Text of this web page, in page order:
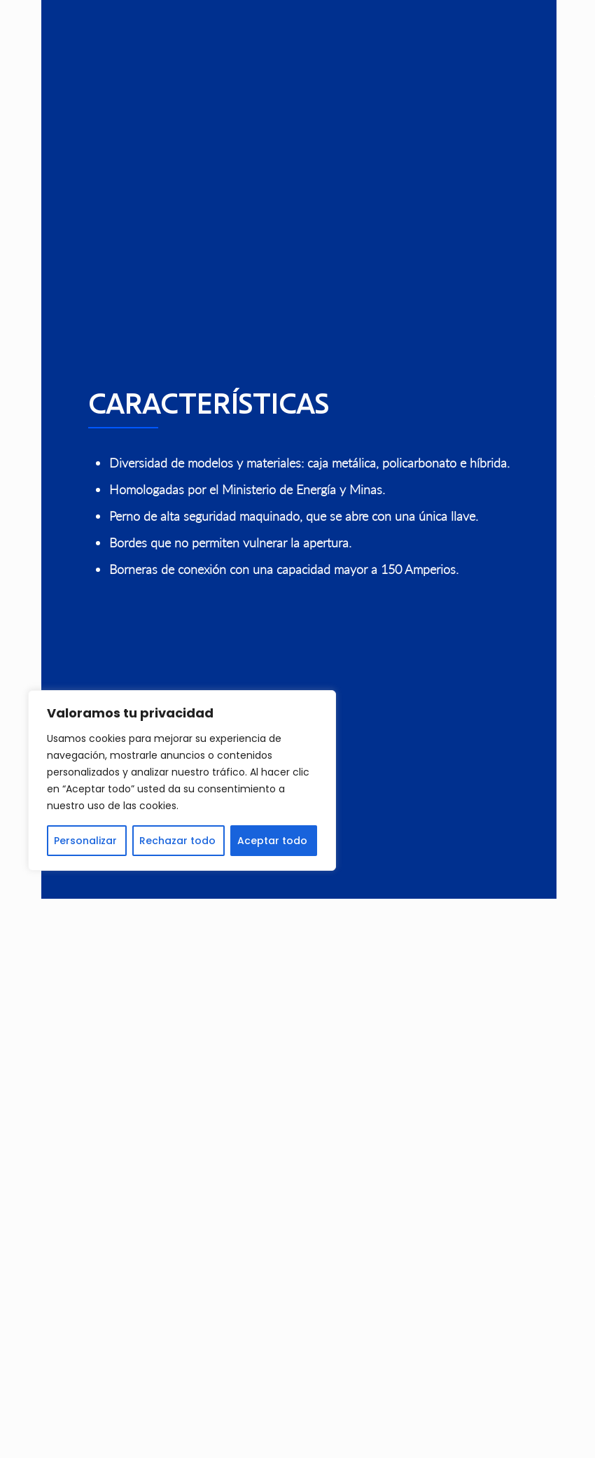
Valoramos tu privacidad
Usamos cookies para mejorar su experiencia de
navegación, mostrarle anuncios o contenidos
personalizados y analizar nuestro tráfico. Al hacer clic
en “Aceptar todo” usted da su consentimiento a
nuestro uso de las cookies.
Personalizar Rechazar todo Aceptar todo
CARACTERÍSTICAS
Diversidad de modelos y materiales: caja metálica, policarbonato e híbrida.
Homologadas por el Ministerio de Energía y Minas.
Perno de alta seguridad maquinado, que se abre con una única llave.
Bordes que no permiten vulnerar la apertura.
Borneras de conexión con una capacidad mayor a 150 Amperios.